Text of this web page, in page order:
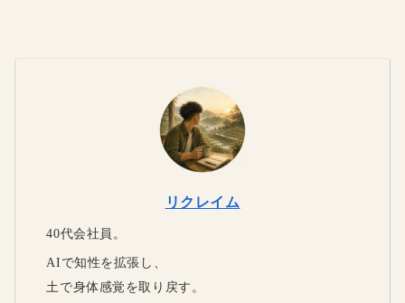
リクレイム
40代会社員。
AIで知性を拡張し、
土で身体感覚を取り戻す。